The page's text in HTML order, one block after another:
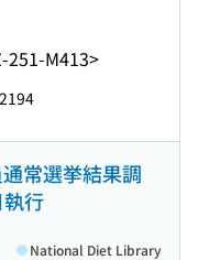
251-M413>
常選挙結果調
行
National Diet Library